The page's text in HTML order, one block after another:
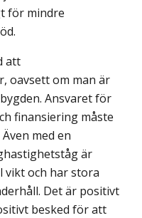
för mindre
att
oavsett om man är
Ansvaret för
finansiering måste
med en
är
vikt och har stora
Det är positivt
besked för att